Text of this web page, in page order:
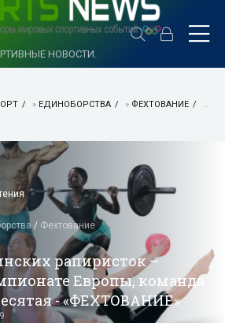
НОВОСТИ.
» ЕДИНОБОРСТВА » ФЕХТОВАНИЕ
/ Фехтование
рапиристок –
Европы, команда
- «ФЕХТОВАНИЕ»